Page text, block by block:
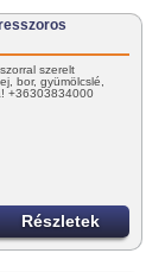
szerelt
bor, gyümölcslé,
+36303834000
Részletek